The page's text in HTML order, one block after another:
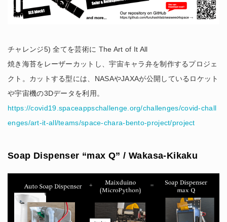
チャレンジ5) 全てを芸術に The Art of It All
焼き海苔をレーザーカットし、宇宙キャラ弁を制作するプロジェ
クト。カットする型には、NASAやJAXAが公開しているロケット
や宇宙機の3Dデータを利用。
https://covid19.spaceappschallenge.org/challenges/covid-chall
enges/art-it-all/teams/space-chara-bento-project/project
Soap Dispenser “max Q” / Wakasa-Kikaku